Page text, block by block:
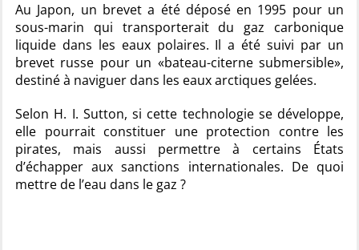
Au Japon, un brevet a été déposé en 1995 pour un
sous-marin qui transporterait du gaz carbonique
liquide dans les eaux polaires. Il a été suivi par un
brevet russe pour un «bateau-citerne submersible»,
destiné à naviguer dans les eaux arctiques gelées.
Selon H. I. Sutton, si cette technologie se développe,
elle pourrait constituer une protection contre les
pirates, mais aussi permettre à certains États
d’échapper aux sanctions internationales. De quoi
mettre de l’eau dans le gaz ?